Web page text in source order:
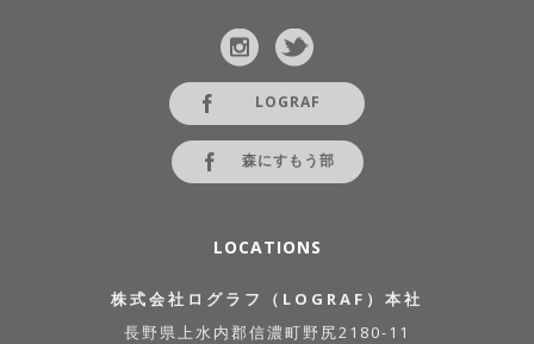
LOGRAF
森にすもう部
LOCATIONS
株式会社ログラフ（LOGRAF）本社
長野県上水内郡信濃町野尻2180-11